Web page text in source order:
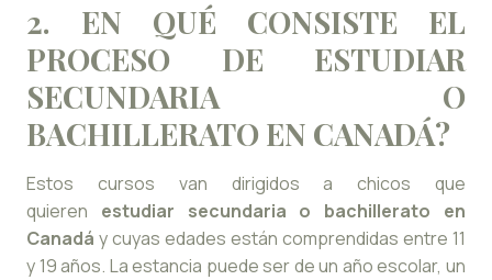
2. EN QUÉ CONSISTE EL
PROCESO DE ESTUDIAR
SECUNDARIA O
BACHILLERATO EN CANADÁ?
Estos cursos van dirigidos a chicos que
quieren estudiar secundaria o bachillerato en
Canadá y cuyas edades están comprendidas entre 11
y 19 años. La estancia puede ser de un año escolar, un